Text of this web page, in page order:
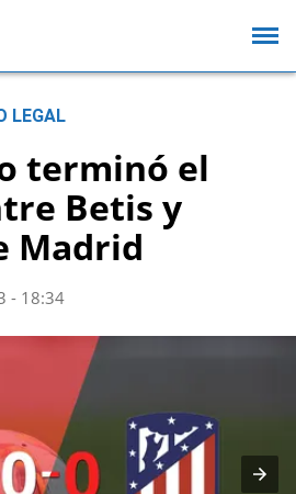
LEGAL
terminó el
Betis y
Madrid
- 18:34